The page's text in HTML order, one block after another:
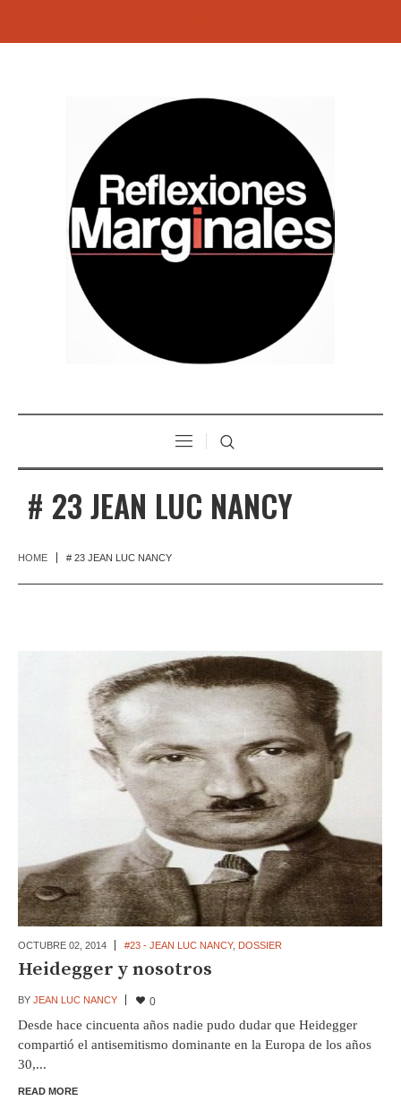
# 23 JEAN LUC NANCY
HOME # 23 JEAN LUC NANCY
OCTUBRE 02, 2014 #23 - JEAN LUC NANCY, DOSSIER
Heidegger y nosotros
BY JEAN LUC NANCY 0
Desde hace cincuenta años nadie pudo dudar que Heidegger
compartió el antisemitismo dominante en la Europa de los años
30,...
READ MORE